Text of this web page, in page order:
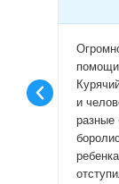
и
разные